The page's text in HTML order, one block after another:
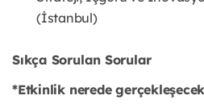
(İstanbul)
Sıkça Sorulan Sorular
*Etkinlik nerede